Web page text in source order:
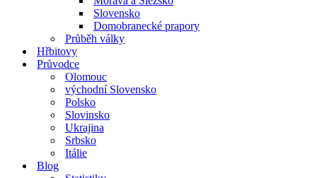
Slovensko
Domobranecké prapory
Průběh války
Hřbitovy
Průvodce
Olomouc
východní Slovensko
Polsko
Slovinsko
Ukrajina
Srbsko
Itálie
Blog